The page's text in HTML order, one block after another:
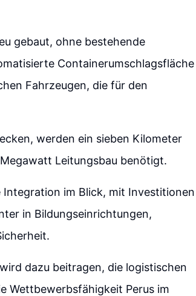
gebaut, ohne bestehende
Containerumschlagsfläche
Fahrzeugen, die für den
werden ein sieben Kilometer
Leitungsbau benötigt.
im Blick, mit Investitionen
in Bildungseinrichtungen,
dazu beitragen, die logistischen
Wettbewerbsfähigkeit Perus im